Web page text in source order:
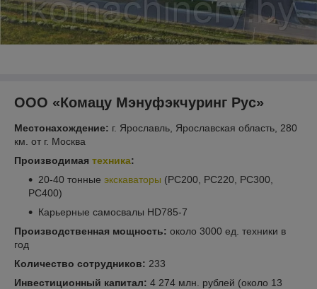
ООО «Комацу Мэнуфэкчуринг Рус»
Местонахождение: г. Ярославль, Ярославская область, 280
км. от г. Москва
Производимая техника:
20-40 тонные экскаваторы (PC200, PC220, PC300,
PC400)
Карьерные самосвалы HD785-7
Производственная мощность: около 3000 ед. техники в
год
Количество сотрудников: 233
Инвестиционный капитал: 4 274 млн. рублей (около 13